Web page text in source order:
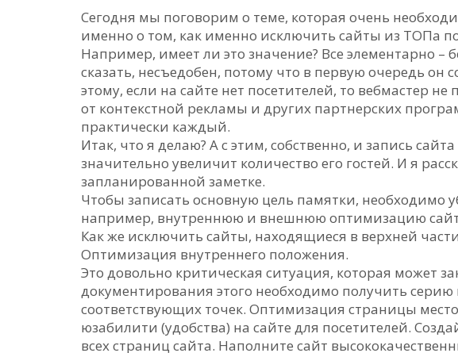
Сегодня мы поговорим о теме, которая очень
именно о том, как именно исключить сайты из ТОПа
Например, имеет ли это значение? Все элементарно –
сказать, несъедобен, потому что в первую очередь он
этому, если на сайте нет посетителей, то вебмастер
от контекстной рекламы и других партнерских
практически каждый.
Итак, что я делаю? А с этим, собственно, и запись
значительно увеличит количество его гостей. И я
запланированной заметке.
Чтобы записать основную цель памятки, необходимо
например, внутреннюю и внешнюю оптимизацию
Как же исключить сайты, находящиеся в верхней
Оптимизация внутреннего положения.
Это довольно критическая ситуация, которая может
документирования этого необходимо получить
соответствующих точек. Оптимизация страницы
юзабилити (удобства) на сайте для посетителей.
всех страниц сайта. Наполните сайт